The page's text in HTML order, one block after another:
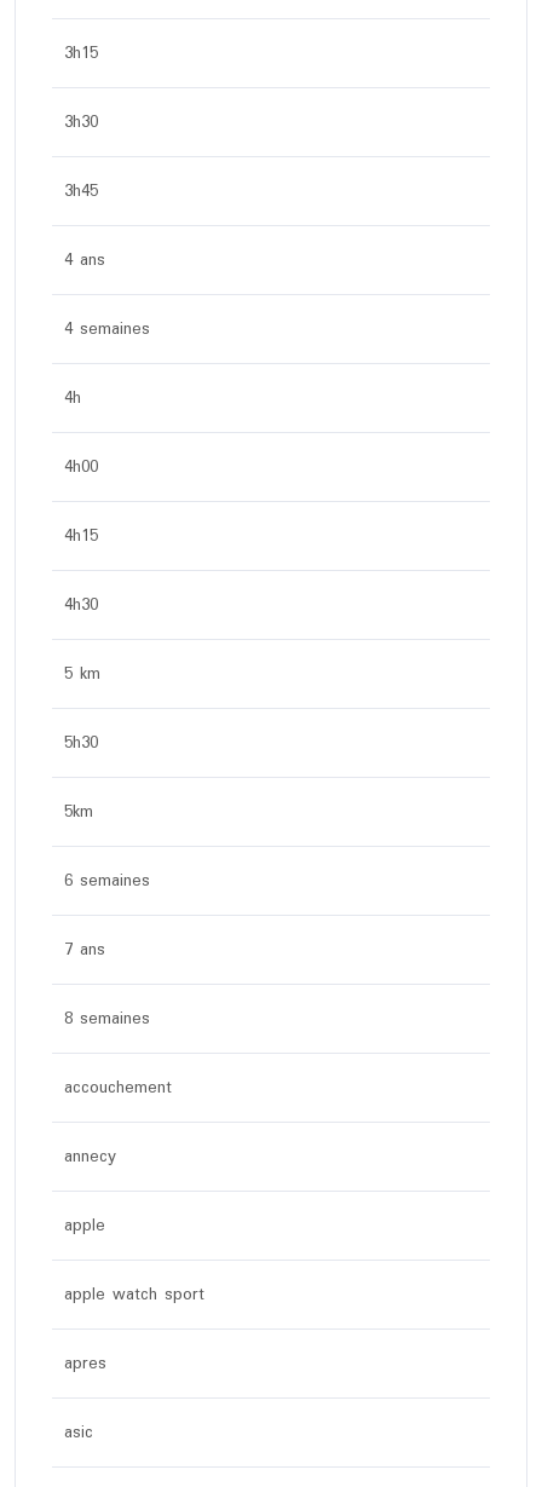
3h15
3h30
3h45
4 ans
4 semaines
4h
4h00
4h15
4h30
5 km
5h30
5km
6 semaines
7 ans
8 semaines
accouchement
annecy
apple
apple watch sport
apres
asic